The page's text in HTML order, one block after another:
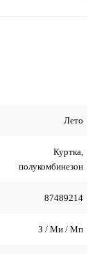
Лето
Куртка,
полукомбинезон
87489214
З / Ми / Мп